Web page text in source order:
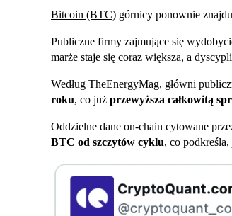
Bitcoin (BTC) górnicy ponownie
Publiczne firmy zajmujące się
marże staje się coraz większa, a
Według TheEnergyMag, główni
roku, co już przewyższa całkowitą
Oddzielne dane on-chain cytowane
BTC od szczytów cyklu, co podkreśla,